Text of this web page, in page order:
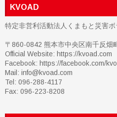
KVOAD
特定非営利活動法人くまもと災害
〒860-0842 熊本市中央区南千反畑
Official Website: https://kvoad.com
Facebook: https://facebook.com/
Mail: info@kvoad.com
Tel: 096-288-4117
Fax: 096-223-8208